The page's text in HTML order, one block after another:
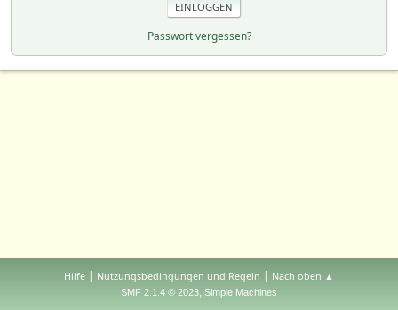
Passwort vergessen?
Hilfe | Nutzungsbedingungen und Regeln | Nach oben ▲
SMF 2.1.4 © 2023, Simple Machines